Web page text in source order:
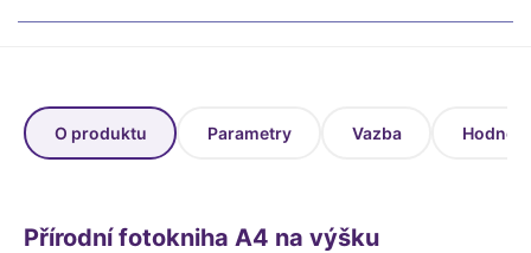
O produktu Parametry Vazba
Přírodní fotokniha A4 na výšku